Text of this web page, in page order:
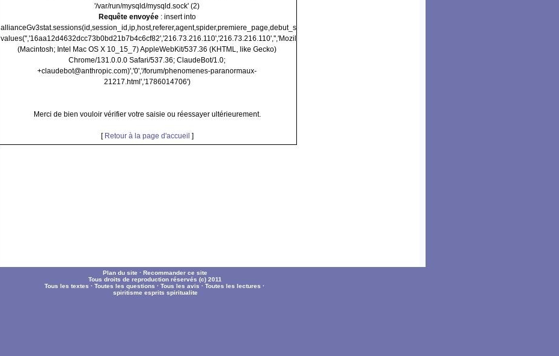
'/var/run/mysqld/mysqld.sock' (2)
Requête envoyée: insert into
allianceGv3stat.sessions(id,session_id,ip,host,referer,agent,spider,premiere_page,debut_session)
values('','16aa12d4632dcc73b0bd21b7b4c6cf82','216.73.216.110','216.73.216.110','','Mozilla/5.0
(Macintosh; Intel Mac OS X 10_15_7) AppleWebKit/537.36 (KHTML, like Gecko)
Chrome/131.0.0.0 Safari/537.36; ClaudeBot/1.0;
+claudebot@anthropic.com)','0','/forum/phenomenes-paranormaux-
21217.html','1786014706')
Merci de bien vouloir vérifier votre saisie ou réessayer ultérieurement.
[ Retour à la page d'accueil ]
Plan du site · Recommander ce site
Tous droits de reproduction réservés (c) 2011
Tous les textes · Toutes les questions · Tous les avis · Toutes les lectures ·
spiritisme esprits spiritualite